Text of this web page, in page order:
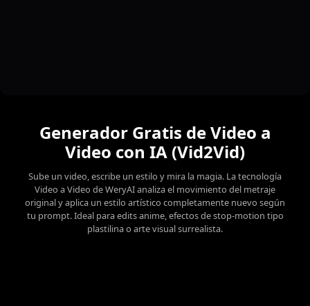
Generador Gratis de Video a
Video con IA (Vid2Vid)
Sube un video, escribe un estilo y mira la magia. La tecnología
Video a Video de WeryAI analiza el movimiento del metraje
original y aplica un estilo artístico completamente nuevo según
tu prompt. Ideal para edits anime, efectos de stop‑motion tipo
plastilina o arte visual surrealista.